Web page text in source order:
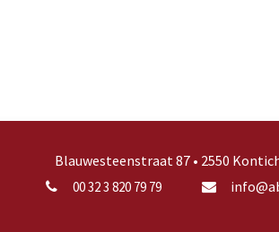
Blauwesteenstraat 87 • 2550
00 32 3 820 79 79